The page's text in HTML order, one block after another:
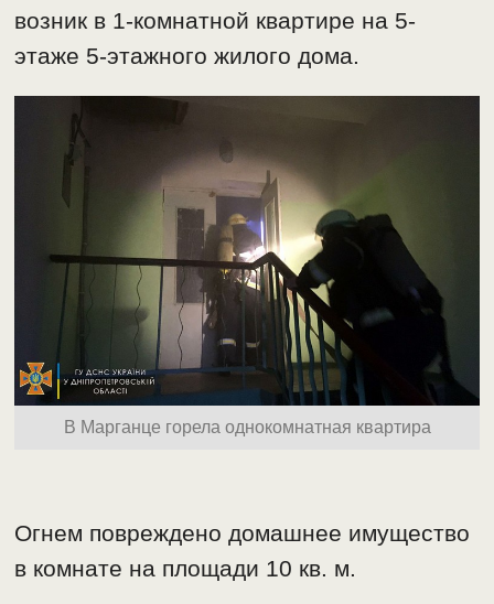
возник в 1-комнатной квартире на 5-
этаже 5-этажного жилого дома.
В Марганце горела однокомнатная квартира
Огнем повреждено домашнее имущество
в комнате на площади 10 кв. м.